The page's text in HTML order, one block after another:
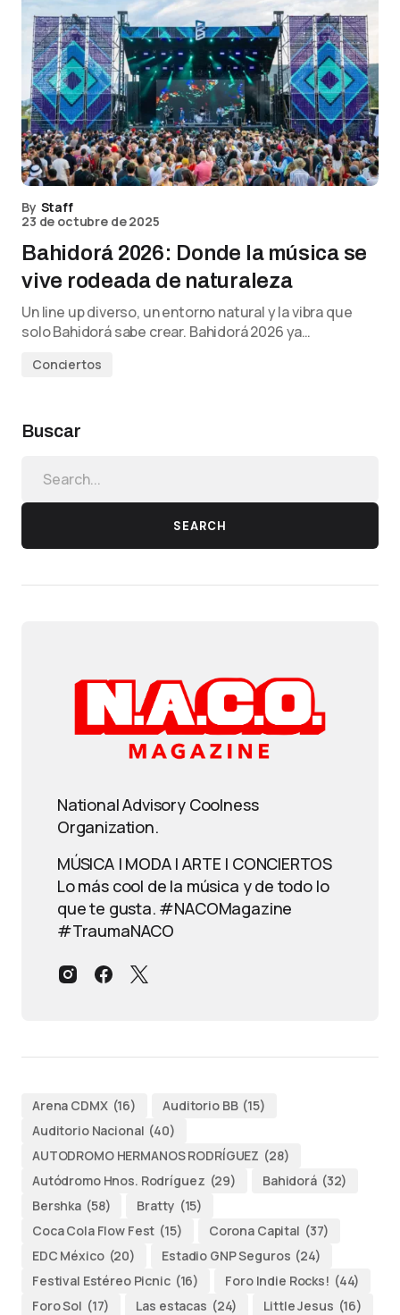
By Staff
23 de octubre de 2025
Bahidorá 2026: Donde la música se
vive rodeada de naturaleza
Un line up diverso, un entorno natural y la vibra que
solo Bahidorá sabe crear. Bahidorá 2026 ya…
Conciertos
Buscar
SEARCH
National Advisory Coolness
Organization.
MÚSICA | MODA | ARTE | CONCIERTOS
Lo más cool de la música y de todo lo
que te gusta. #NACOMagazine
#TraumaNACO
Arena CDMX (16) Auditorio BB (15)
Auditorio Nacional (40)
AUTODROMO HERMANOS RODRÍGUEZ (28)
Autódromo Hnos. Rodríguez (29) Bahidorá (32)
Bershka (58) Bratty (15)
Coca Cola Flow Fest (15) Corona Capital (37)
EDC México (20) Estadio GNP Seguros (24)
Festival Estéreo Picnic (16) Foro Indie Rocks! (44)
Foro Sol (17) Las estacas (24) Little Jesus (16)